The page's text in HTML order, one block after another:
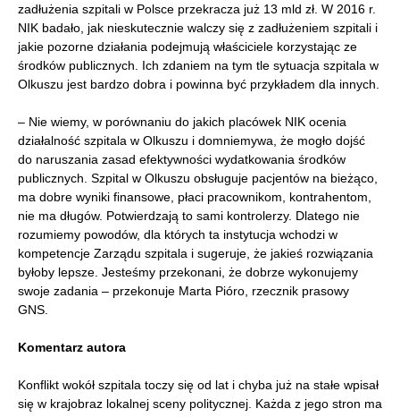
zadłużenia szpitali w Polsce przekracza już 13 mld zł. W 2016 r.
NIK badało, jak nieskutecznie walczy się z zadłużeniem szpitali i
jakie pozorne działania podejmują właściciele korzystając ze
środków publicznych. Ich zdaniem na tym tle sytuacja szpitala w
Olkuszu jest bardzo dobra i powinna być przykładem dla innych.
– Nie wiemy, w porównaniu do jakich placówek NIK ocenia
działalność szpitala w Olkuszu i domniemywa, że mogło dojść
do naruszania zasad efektywności wydatkowania środków
publicznych. Szpital w Olkuszu obsługuje pacjentów na bieżąco,
ma dobre wyniki finansowe, płaci pracownikom, kontrahentom,
nie ma długów. Potwierdzają to sami kontrolerzy. Dlatego nie
rozumiemy powodów, dla których ta instytucja wchodzi w
kompetencje Zarządu szpitala i sugeruje, że jakieś rozwiązania
byłoby lepsze. Jesteśmy przekonani, że dobrze wykonujemy
swoje zadania – przekonuje Marta Pióro, rzecznik prasowy
GNS.
Komentarz autora
Konflikt wokół szpitala toczy się od lat i chyba już na stałe wpisał
się w krajobraz lokalnej sceny politycznej. Każda z jego stron ma